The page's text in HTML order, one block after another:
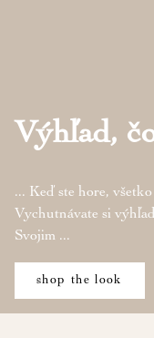
Výhľad,
... Keď ste hore,
Vychutnávate si
Svojim ...
shop the look